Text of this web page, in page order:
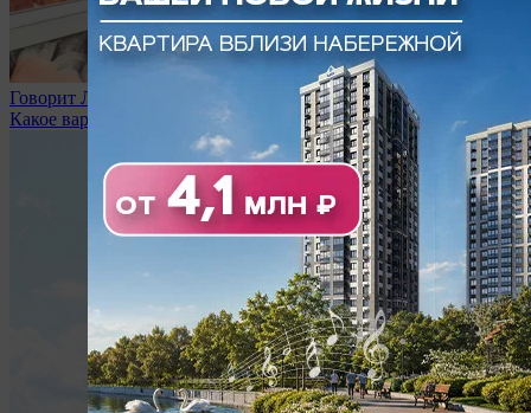
Говорит Липецк
Какое варенье вы любите?